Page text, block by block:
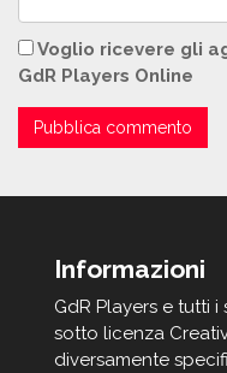
Voglio ricevere gli
GdR Players Online
Informazioni
GdR Players e tutti
sotto licenza
diversamente